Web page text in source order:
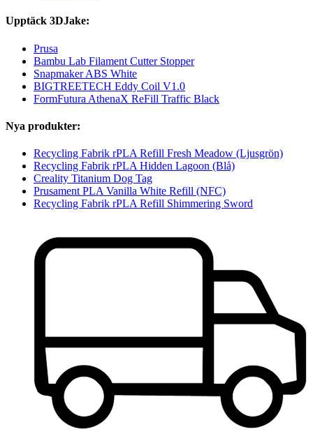
Upptäck 3DJake:
Prusa
Bambu Lab Filament Cutter Stopper
Snapmaker ABS White
BIGTREETECH Eddy Coil V1.0
FormFutura AthenaX ReFill Traffic Black
Nya produkter:
Recycling Fabrik rPLA Refill Fresh Meadow (Ljusgrön)
Recycling Fabrik rPLA Hidden Lagoon (Blå)
Creality Titanium Dog Tag
Prusament PLA Vanilla White Refill (NFC)
Recycling Fabrik rPLA Refill Shimmering Sword